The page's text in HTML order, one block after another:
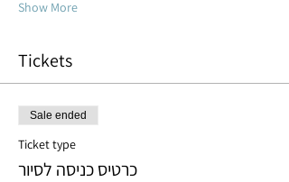
Show More
Tickets
Sale ended
Ticket type
כרטיס כניסה לסיור